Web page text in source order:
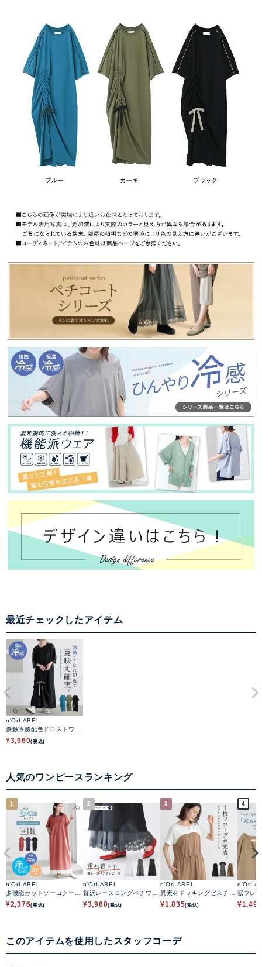
最近チェックしたアイテム
n'OrLABEL
接触冷感配色ドロストワン
ピース
¥3,960(税込)
人気のワンピースランキング
1
n'OrLABEL
多機能カットソーコクーン
ワンピース
¥2,376(税込)
2
n'OrLABEL
贅沢レースロングペチワン
ピース
¥3,960(税込)
3
n'OrLABEL
異素材ドッキングビスチェ
ワンピース
¥1,835(税込)
4
裾フレ
ース
¥1,493
このアイテムを使用したスタッフコーデ